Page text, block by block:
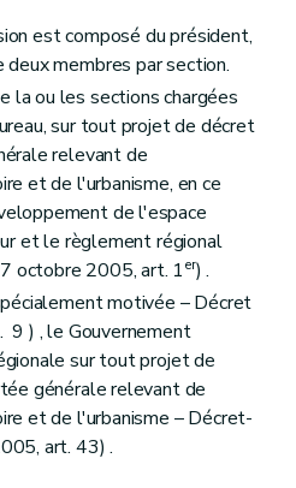
structures et fonctionnement de la Commission
de la prévention, de la restauration
Des mesures de protection
De l'inventaire
la liste de sauvegarde
classement
est composé du président,
membres par section.
la ou les sections chargées
sur tout projet de décret
relevant de
et de l'urbanisme, en ce
de l'espace
et le règlement régional
octobre 2005, art. 1er) .
motivée – Décret
9 ) , le Gouvernement
sur tout projet de
générale relevant de
et de l'urbanisme – Décret-
art. 43) .